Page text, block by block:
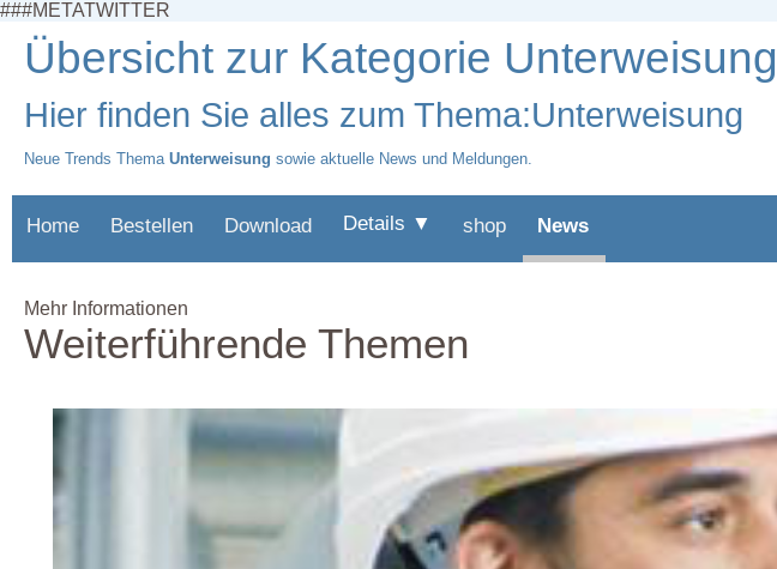
###METATWITTER
Übersicht zur Kategorie Unterweisung
Hier finden Sie alles zum Thema:Unterweisung
Neue Trends Thema Unterweisung sowie aktuelle News und Meldungen.
Home Bestellen Download Details ▼ shop News
Mehr Informationen
Weiterführende Themen